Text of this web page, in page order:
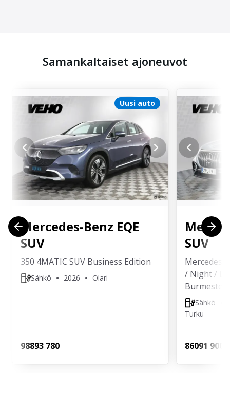
Samankaltaiset ajoneuvot
Uusi auto
Mercedes-Benz EQE
SUV
350 4MATIC SUV Business Edition
Sähkö 2026 Olari
98893 780
SUV
Mercedes-
/ Night /
Burmester
Sähkö
Turku
86091 900